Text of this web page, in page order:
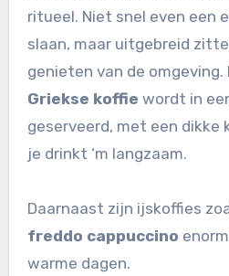
ritueel. Niet snel even een
slaan, maar uitgebreid
genieten van de
Griekse koffie wordt in
geserveerd, met een dikke
je drinkt ‘m langzaam.
Daarnaast zijn ijskoffies
freddo cappuccino
warme dagen.